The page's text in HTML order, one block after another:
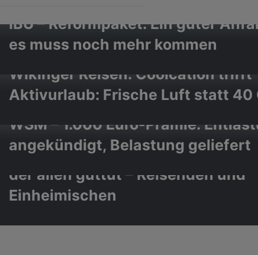
IBU – Reformpaket: Ein guter
es muss noch mehr kommen
Wikinger Reisen: Coolcation trifft
Aktivurlaub: Frische Luft statt 40
WSM – 1.000 Euro-Prämie:
angekündigt, Belastung geliefert
Wikinger Reisen: Nachhaltig:
der allen guttut – Reisenden und
Einheimischen